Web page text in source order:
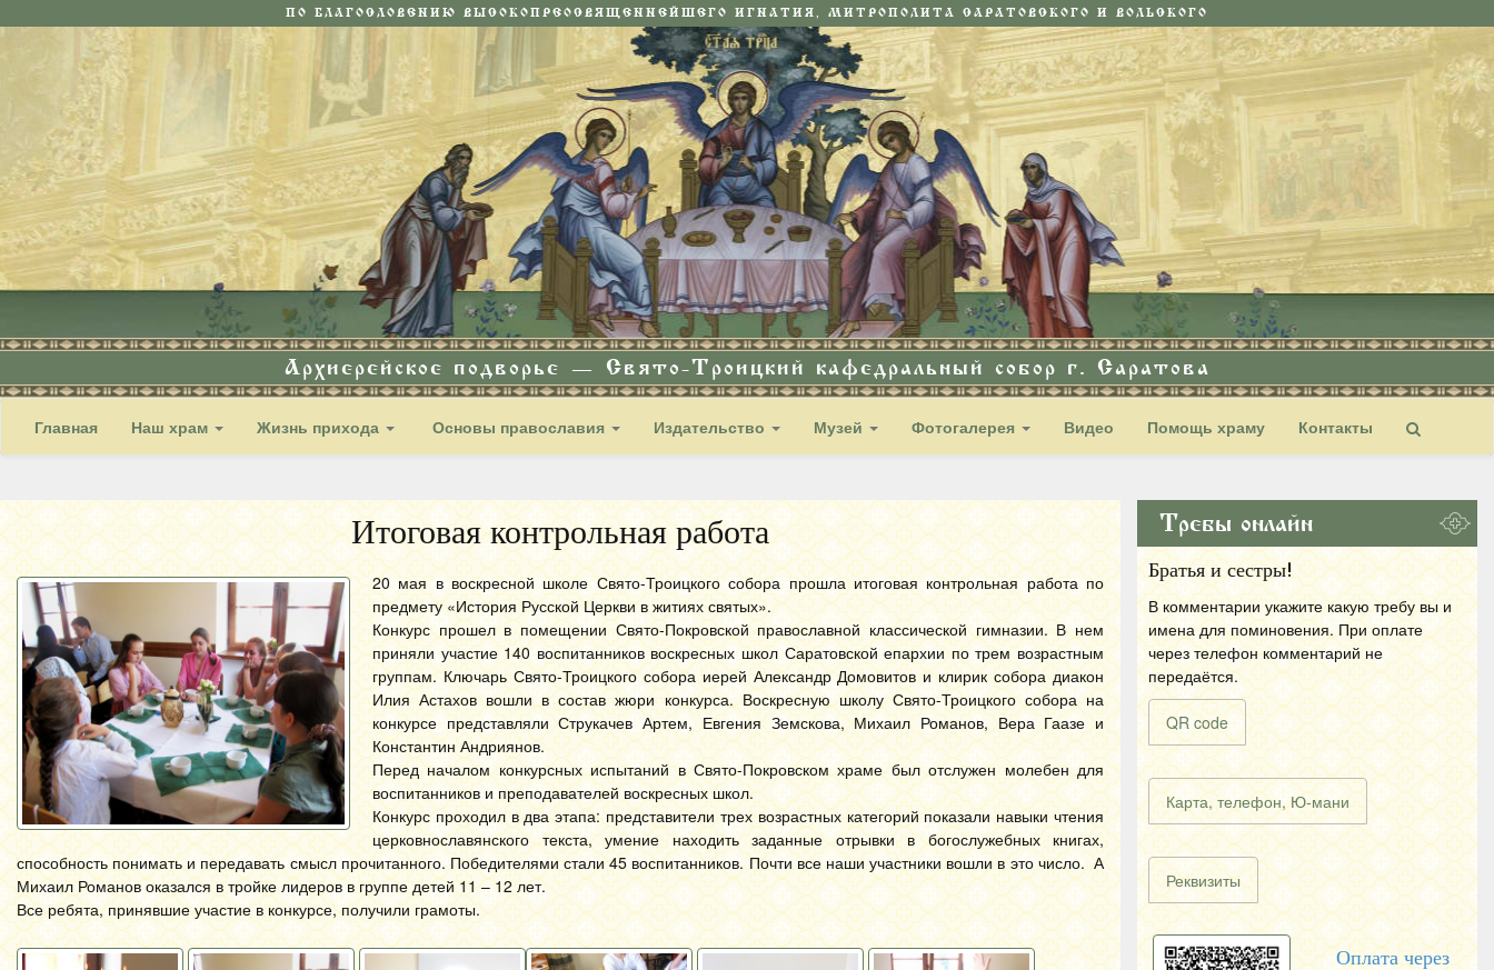
ПО БЛАГОСЛОВЕНИЮ ВЫСОКОПРЕОСВЯЩЕННЕЙШЕГО ИГНАТИЯ, МИТРОПОЛИТА САРАТОВСКОГО И ВОЛЬСКОГО
Архиерейское подворье — Свято-Троицкий кафедральный собор г. Саратова
Главная Наш храм Жизнь прихода Основы православия Издательство Музей Фотогалерея Видео Помощь храму Контакты
Итоговая контрольная работа
20 мая в воскресной школе Свято-Троицкого собора прошла итоговая контрольная работа по
предмету «История Русской Церкви в житиях святых».
Конкурс прошел в помещении Свято-Покровской православной классической гимназии. В нем
приняли участие 140 воспитанников воскресных школ Саратовской епархии по трем возрастным
группам. Ключарь Свято-Троицкого собора иерей Александр Домовитов и клирик собора диакон
Илия Астахов вошли в состав жюри конкурса. Воскресную школу Свято-Троицкого собора на
конкурсе представляли Струкачев Артем, Евгения Земскова, Михаил Романов, Вера Гаазе и
Константин Андриянов.
Перед началом конкурсных испытаний в Свято-Покровском храме был отслужен молебен для
воспитанников и преподавателей воскресных школ.
Конкурс проходил в два этапа: представители трех возрастных категорий показали навыки чтения
церковнославянского текста, умение находить заданные отрывки в богослужебных книгах,
способность понимать и передавать смысл прочитанного. Победителями стали 45 воспитанников. Почти все наши участники вошли в это число. А
Михаил Романов оказался в тройке лидеров в группе детей 11 – 12 лет.
Все ребята, принявшие участие в конкурсе, получили грамоты.
Требы онлайн
Братья и сестры!
В комментарии укажите какую требу вы и
имена для поминовения. При оплате
через телефон комментарий не
передаётся.
QR code
Карта, телефон, Ю-мани
Реквизиты
Оплата через